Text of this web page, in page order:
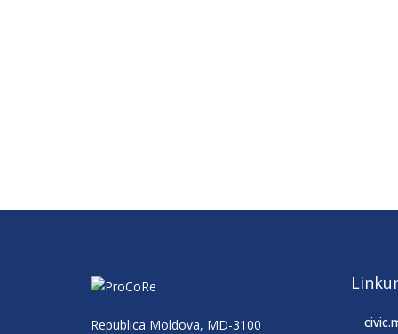
Republica Moldova, MD-3100